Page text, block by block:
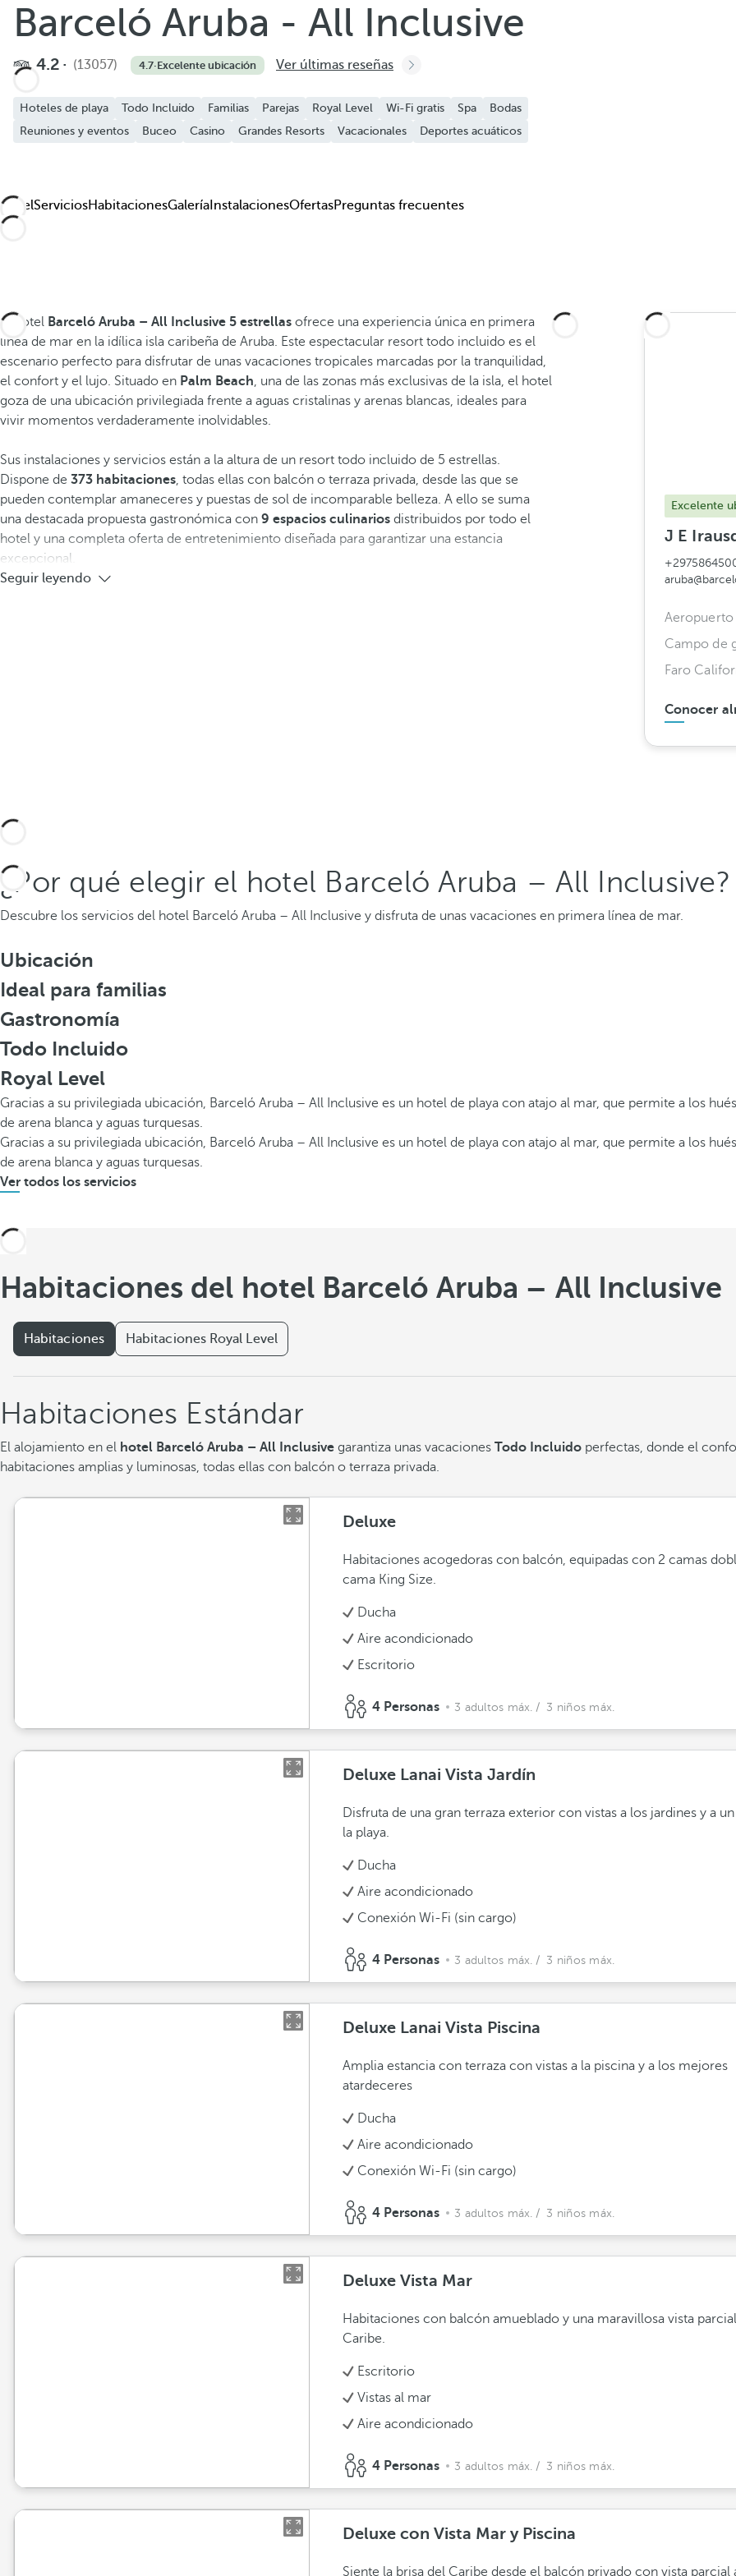
Añadir a favoritos
Barceló Aruba - All Inclusive
4.2 (13057) 4.7·Excelente ubicación Ver últimas reseñas
Hoteles de playa Todo Incluido Familias Parejas Royal Level Wi-Fi gratis Spa
Bodas
Reuniones y eventos
Buceo Casino Grandes Resorts Vacacionales Deportes acuáticos
HotelServiciosHabitacionesGalería InstalacionesOfertasPreguntas frecuentes
El hotel Barceló Aruba – All Inclusive 5 estrellas ofrece una experiencia única en primera
línea de mar en la idílica isla caribeña de Aruba. Este espectacular resort todo incluido es el
escenario perfecto para disfrutar de unas vacaciones tropicales marcadas por la tranquilidad,
el confort y el lujo. Situado en Palm Beach, una de las zonas más exclusivas de la isla, el hotel
goza de una ubicación privilegiada frente a aguas cristalinas y arenas blancas, ideales para
vivir momentos verdaderamente inolvidables.
Sus instalaciones y servicios están a la altura de un resort todo incluido de 5 estrellas.
Dispone de 373 habitaciones, todas ellas con balcón o terraza privada, desde las que se
pueden contemplar amaneceres y puestas de sol de incomparable belleza. A ello se suma
una destacada propuesta gastronómica con 9 espacios culinarios distribuidos por todo el
hotel y una completa oferta de entretenimiento diseñada para garantizar una estancia
excepcional.
Seguir leyendo
Excelente
J E
Aeropuerto
Campo de
Faro
Conocer
¿Por qué elegir el hotel Barceló Aruba – All Inclusive?
Descubre los servicios del hotel Barceló Aruba – All Inclusive y disfruta de unas vacaciones en primera línea de mar.
Ubicación
Ideal para familias
Gastronomía
Todo Incluido
Royal Level
Gracias a su privilegiada ubicación, Barceló Aruba – All Inclusive es un hotel de playa con atajo al mar, que permite a los
de arena blanca y aguas turquesas.
Gracias a su privilegiada ubicación, Barceló Aruba – All Inclusive es un hotel de playa con atajo al mar, que permite a los
de arena blanca y aguas turquesas.
Ver todos los servicios
Habitaciones del hotel Barceló Aruba – All Inclusive
Habitaciones Habitaciones Royal Level
Habitaciones Estándar
El alojamiento en el hotel Barceló Aruba – All Inclusive garantiza unas vacaciones Todo Incluido perfectas, donde el
habitaciones amplias y luminosas, todas ellas con balcón o terraza privada.
Deluxe
Habitaciones acogedoras con balcón, equipadas con 2 camas
cama King Size.
Ducha
Aire acondicionado
Escritorio
4 Personas 3 adultos máx. / 3 niños máx.
Deluxe Lanai Vista Jardín
Disfruta de una gran terraza exterior con vistas a los jardines y a
la playa.
Ducha
Aire acondicionado
Conexión Wi-Fi (sin cargo)
4 Personas 3 adultos máx. / 3 niños máx.
Deluxe Lanai Vista Piscina
Amplia estancia con terraza con vistas a la piscina y a los mejores
atardeceres
Ducha
Aire acondicionado
Conexión Wi-Fi (sin cargo)
4 Personas 3 adultos máx. / 3 niños máx.
Deluxe Vista Mar
Habitaciones con balcón amueblado y una maravillosa vista
Caribe.
Escritorio
Vistas al mar
Aire acondicionado
4 Personas 3 adultos máx. / 3 niños máx.
Deluxe con Vista Mar y Piscina
Siente la brisa del Caribe desde el balcón privado con vista parcial